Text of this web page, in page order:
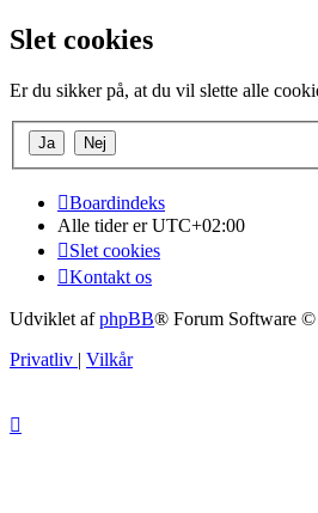
Slet cookies
Er du sikker på, at du vil slette alle
Boardindeks
Alle tider erUTC+02:00
Slet cookies
Kontakt os
Udviklet afphpBB® Forum Software
Privatliv | Vilkår